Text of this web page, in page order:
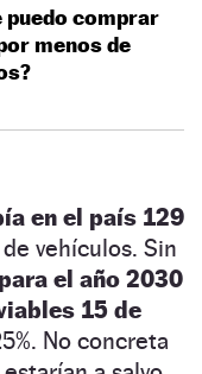
puedo comprar
menos de
en el país 129
vehículos. Sin
para el año 2030
15 de
No concreta